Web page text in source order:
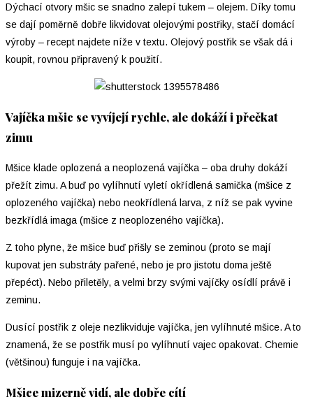
Dýchací otvory mšic se snadno zalepí tukem – olejem. Díky tomu
se dají poměrně dobře likvidovat olejovými postřiky, stačí domácí
výroby – recept najdete níže v textu. Olejový postřik se však dá i
koupit, rovnou připravený k použití.
Vajíčka mšic se vyvíjejí rychle, ale dokáží i přečkat
zimu
Mšice klade oplozená a neoplozená vajíčka – oba druhy dokáží
přežít zimu. A buď po vylíhnutí vyletí okřídlená samička (mšice z
oplozeného vajíčka) nebo neokřídlená larva, z níž se pak vyvine
bezkřídlá imaga (mšice z neoplozeného vajíčka).
Z toho plyne, že mšice buď přišly se zeminou (proto se mají
kupovat jen substráty pařené, nebo je pro jistotu doma ještě
přepéct). Nebo přiletěly, a velmi brzy svými vajíčky osídlí právě i
zeminu.
Dusící postřik z oleje nezlikviduje vajíčka, jen vylíhnuté mšice. A to
znamená, že se postřik musí po vylíhnutí vajec opakovat. Chemie
(většinou) funguje i na vajíčka.
Mšice mizerně vidí, ale dobře cítí